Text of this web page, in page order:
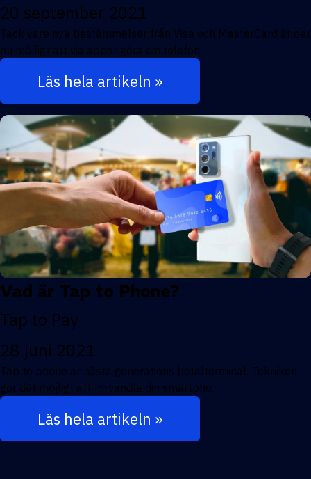
20 september 2021
Tack vare nya bestämmelser från Visa och MasterCard är det
nu möjligt att via appar göra din telefon...
Läs hela artikeln »
Vad är Tap to Phone?
Tap to Pay
28 juni 2021
Tap to phone är nästa generations betalterminal. Tekniken
gör det möjligt att förvandla din smartpho...
Läs hela artikeln »